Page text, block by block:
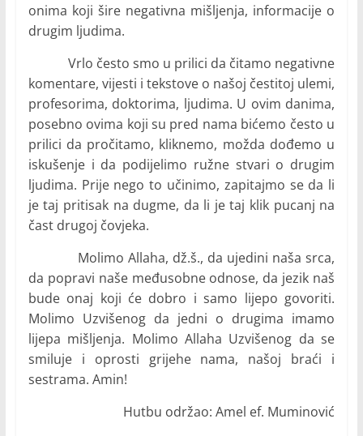
onima koji šire negativna mišljenja, informacije o
drugim ljudima.
Vrlo često smo u prilici da čitamo negativne
komentare, vijesti i tekstove o našoj čestitoj ulemi,
profesorima, doktorima, ljudima. U ovim danima,
posebno ovima koji su pred nama bićemo često u
prilici da pročitamo, kliknemo, možda dođemo u
iskušenje i da podijelimo ružne stvari o drugim
ljudima. Prije nego to učinimo, zapitajmo se da li
je taj pritisak na dugme, da li je taj klik pucanj na
čast drugoj čovjeka.
Molimo Allaha, dž.š., da ujedini naša srca,
da popravi naše međusobne odnose, da jezik naš
bude onaj koji će dobro i samo lijepo govoriti.
Molimo Uzvišenog da jedni o drugima imamo
lijepa mišljenja. Molimo Allaha Uzvišenog da se
smiluje i oprosti grijehe nama, našoj braći i
sestrama. Amin!
Hutbu održao: Amel ef. Muminović